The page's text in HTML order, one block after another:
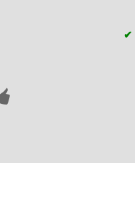
✔